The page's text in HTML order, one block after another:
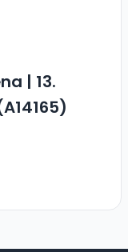
| 13.